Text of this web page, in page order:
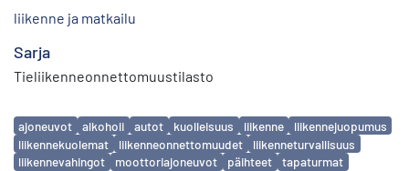
liikenne ja matkailu
Sarja
Tieliikenneonnettomuustilasto
Avainsanat
ajoneuvot alkoholi autot kuolleisuus liikenne
liikennejuopumus
liikennekuolemat
liikenneonnettomuudet
liikenneturvallisuus
liikennevahingot
moottoriajoneuvot päihteet
tapaturmat